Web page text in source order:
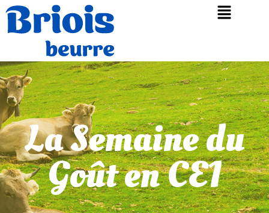
La Semaine du
Goût en CE1